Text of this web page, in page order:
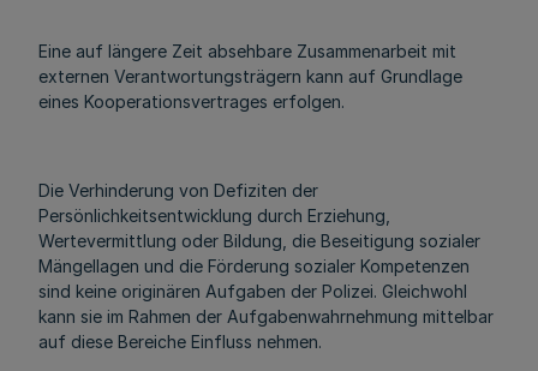
Eine auf längere Zeit absehbare Zusammenarbeit mit
externen Verantwortungsträgern kann auf Grundlage
eines Kooperationsvertrages erfolgen.
Die Verhinderung von Defiziten der
Persönlichkeitsentwicklung durch Erziehung,
Wertevermittlung oder Bildung, die Beseitigung sozialer
Mängellagen und die Förderung sozialer Kompetenzen
sind keine originären Aufgaben der Polizei. Gleichwohl
kann sie im Rahmen der Aufgabenwahrnehmung mittelbar
auf diese Bereiche Einfluss nehmen.